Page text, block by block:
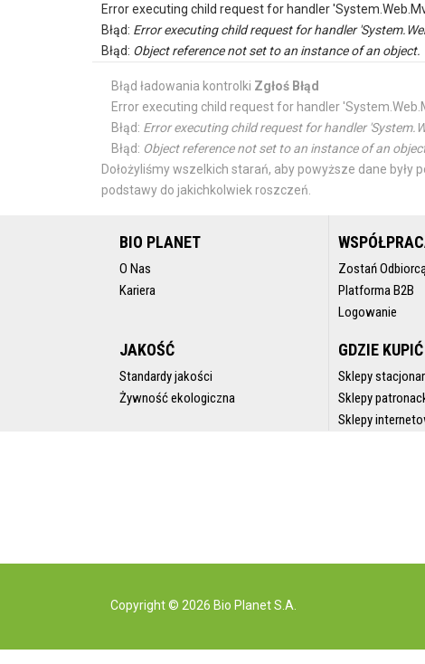
Error executing child request for handler
Błąd: Error executing child request for handler
Błąd: Object reference not set to an instance of an object.
Błąd ładowania kontrolki Zgłoś Błąd
Error executing child request for handler
Błąd: Error executing child request for handler
Błąd: Object reference not set to an instance of an
Dołożyliśmy wszelkich starań, aby powyższe dane
podstawy do jakichkolwiek roszczeń.
BIO PLANET
O Nas
Kariera
Zostań
Platforma B2B
Logowanie
JAKOŚĆ
Standardy jakości
Żywność ekologiczna
GDZIE KUPIĆ
Sklepy
Sklepy
Sklepy
Copyright © 2026 Bio Planet S.A.